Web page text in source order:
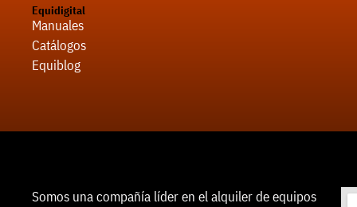
Equidigital
Manuales
Catálogos
Equiblog
Somos una compañía líder en el alquiler de equipos